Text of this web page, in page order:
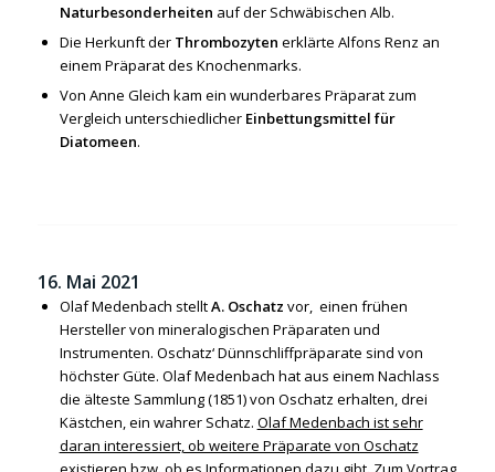
Naturbesonderheiten auf der Schwäbischen Alb.
Die Herkunft der Thrombozyten erklärte Alfons Renz an
einem Präparat des Knochenmarks.
Von Anne Gleich kam ein wunderbares Präparat zum
Vergleich unterschiedlicher Einbettungsmittel für
Diatomeen.
16. Mai 2021
Olaf Medenbach stelltA. Oschatz vor, einen frühen
Hersteller von mineralogischen Präparaten und
Instrumenten. Oschatz‘ Dünnschliffpräparate sind von
höchster Güte. Olaf Medenbach hat aus einem Nachlass
die älteste Sammlung (1851) von Oschatz erhalten, drei
Kästchen, ein wahrer Schatz. Olaf Medenbach ist sehr
daran interessiert, ob weitere Präparate von Oschatz